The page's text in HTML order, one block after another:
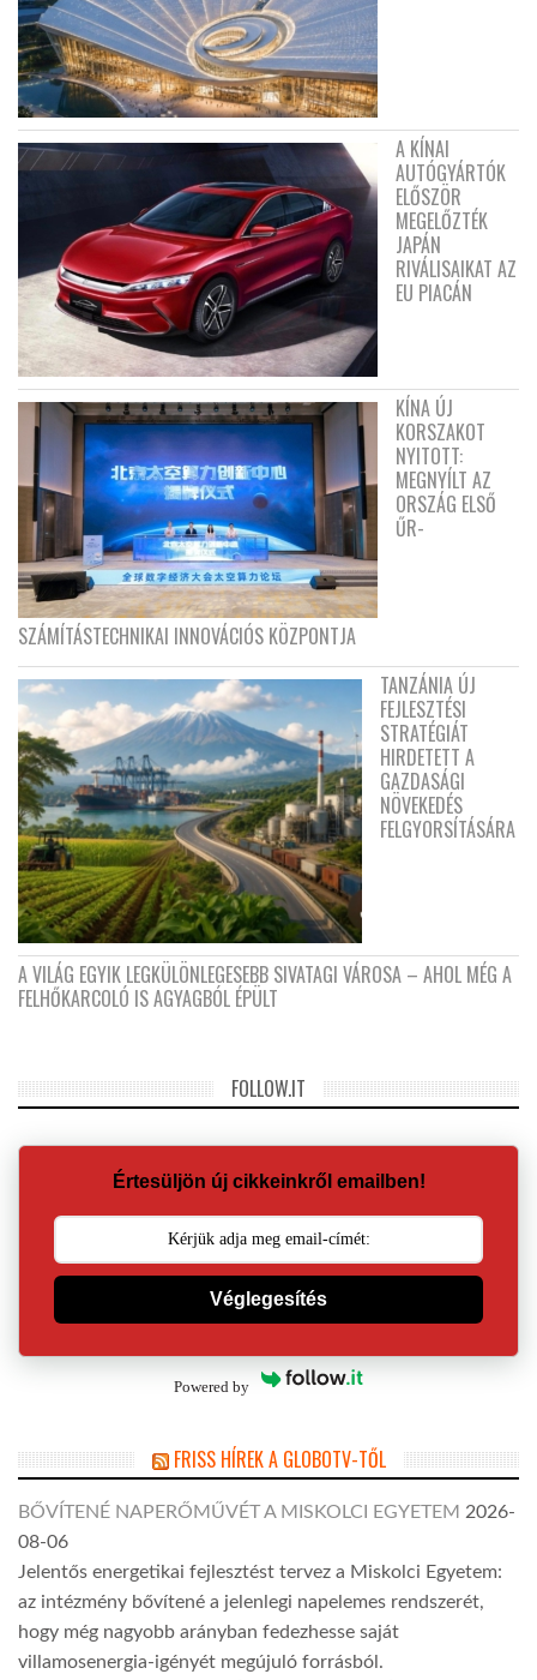
A KÍNAI
AUTÓGYÁRTÓK
ELŐSZÖR
MEGELŐZTÉK
JAPÁN
RIVÁLISAIKAT AZ
EU PIACÁN
KÍNA ÚJ
KORSZAKOT
NYITOTT:
MEGNYÍLT AZ
ORSZÁG ELSŐ
ŰR-
SZÁMÍTÁSTECHNIKAI INNOVÁCIÓS KÖZPONTJA
TANZÁNIA ÚJ
FEJLESZTÉSI
STRATÉGIÁT
HIRDETETT A
GAZDASÁGI
NÖVEKEDÉS
FELGYORSÍTÁSÁRA
A VILÁG EGYIK LEGKÜLÖNLEGESEBB SIVATAGI VÁROSA – AHOL MÉG A
FELHŐKARCOLÓ IS AGYAGBÓL ÉPÜLT
FOLLOW.IT
Értesüljön új cikkeinkről emailben!
Véglegesítés
Powered by
FRISS HÍREK A GLOBOTV-TŐL
BŐVÍTENÉ NAPERŐMŰVÉT A MISKOLCI EGYETEM 2026-
08-06
Jelentős energetikai fejlesztést tervez a Miskolci Egyetem:
az intézmény bővítené a jelenlegi napelemes rendszerét,
hogy még nagyobb arányban fedezhesse saját
villamosenergia-igényét megújuló forrásból.